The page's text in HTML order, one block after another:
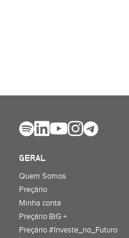
GERAL
Quem Somos
Preçário
Minha conta
Preçário BiG +
Preçário #Investe_no_Futuro